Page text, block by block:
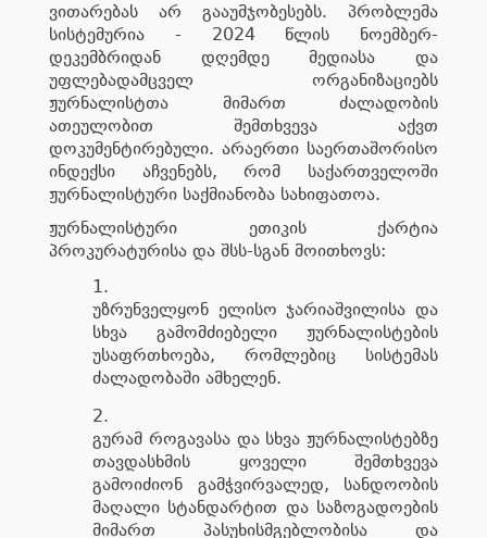
ვითარებას არ გააუმჯობესებს. პრობლემა
სისტემურია - 2024 წლის ნოემბერ-
დეკემბრიდან დღემდე მედიასა და
უფლებადამცველ ორგანიზაციებს
ჟურნალისტთა მიმართ ძალადობის
ათეულობით შემთხვევა აქვთ
დოკუმენტირებული. არაერთი საერთაშორისო
ინდექსი აჩვენებს, რომ საქართველოში
ჟურნალისტური საქმიანობა სახიფათოა.
ჟურნალისტური ეთიკის ქარტია
პროკურატურისა და შსს-სგან მოითხოვს:
უზრუნველყონ ელისო ჯარიაშვილისა და
სხვა გამომძიებელი ჟურნალისტების
უსაფრთხოება, რომლებიც სისტემას
ძალადობაში ამხელენ.
გურამ როგავასა და სხვა ჟურნალისტებზე
თავდასხმის ყოველი შემთხვევა
გამოიძიონ გამჭვირვალედ, სანდოობის
მაღალი სტანდარტით და საზოგადოების
მიმართ პასუხისმგებლობისა და